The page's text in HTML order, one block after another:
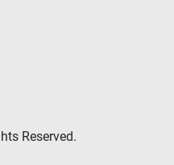
Reserved.